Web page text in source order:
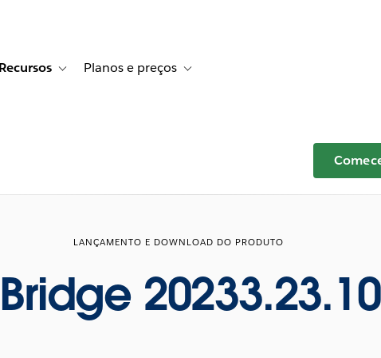
Histórias de clientes
sub-navigation for Soluções
Recursos Toggle sub-navigation for Recursos
Planos e preços Toggle sub-navigation for Planos e preços
LANÇAMENTO E DOWNLOAD DO PRODUTO